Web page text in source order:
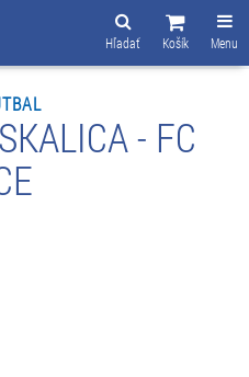
Menu
Košík
Hľadať
- FC